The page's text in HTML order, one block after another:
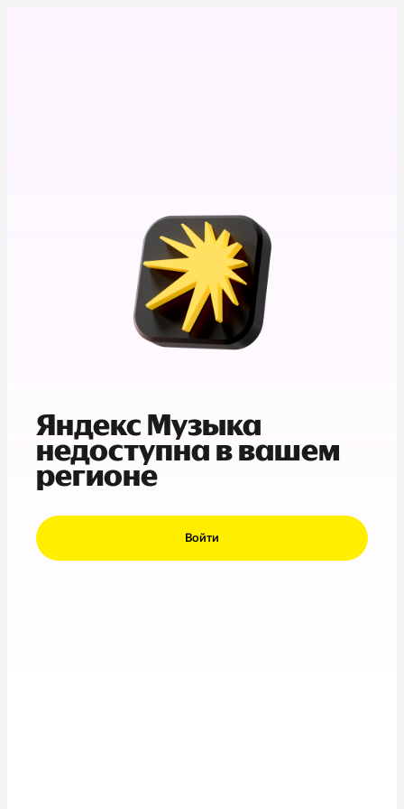
Яндекс Музыка
недоступна в вашем
регионе
Войти